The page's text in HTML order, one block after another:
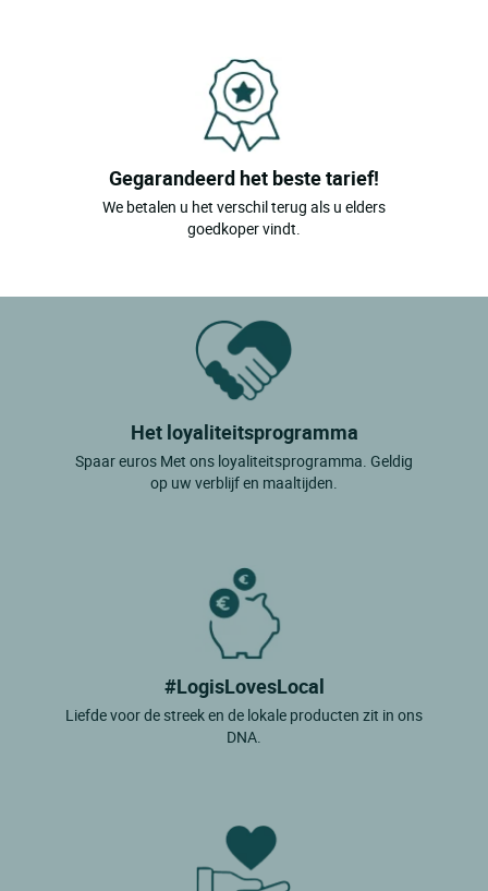
Gegarandeerd het beste tarief!
We betalen u het verschil terug als u elders
goedkoper vindt.
Het loyaliteitsprogramma
Spaar euros Met ons loyaliteitsprogramma. Geldig
op uw verblijf en maaltijden.
#LogisLovesLocal
Liefde voor de streek en de lokale producten zit in ons
DNA.